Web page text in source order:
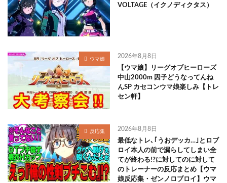
VOLTAGE（イクノディクタス）
ウマ娘 2026年8月8日
【ウマ娘】リーグオブヒーローズ
中山2000m 因子どうなってんね
んSP カセコンウマ娘楽しみ【トレ
セン軒】
反応集 2026年8月8日
最低なトレ､｢うおデッカ…｣とロブ
ロイ本人の前で漏らしてしまい全
てが終わる!?に対してのに対して
のトレーナーの反応まとめ【ウマ
娘反応集・ゼンノロブロイ】ウマ